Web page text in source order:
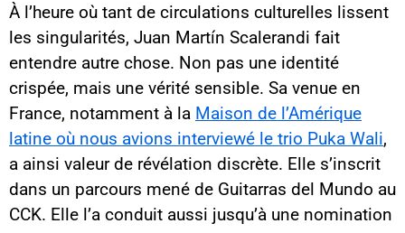
À l’heure où tant de circulations culturelles lissent
les singularités, Juan Martín Scalerandi fait
entendre autre chose. Non pas une identité
crispée, mais une vérité sensible. Sa venue en
France, notamment à la Maison de l’Amérique
latine où nous avions interviewé le trio Puka Wali,
a ainsi valeur de révélation discrète. Elle s’inscrit
dans un parcours mené de Guitarras del Mundo au
CCK. Elle l’a conduit aussi jusqu’à une nomination